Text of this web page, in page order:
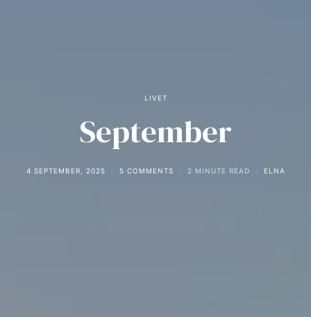
LIVET
September
4 SEPTEMBER, 2025 5 COMMENTS 2 MINUTE READ ELNA